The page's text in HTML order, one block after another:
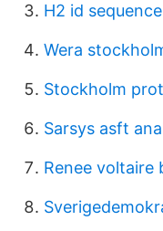
H2 id sequence
Wera
Stockholm
Sarsys asft
Renee voltaire